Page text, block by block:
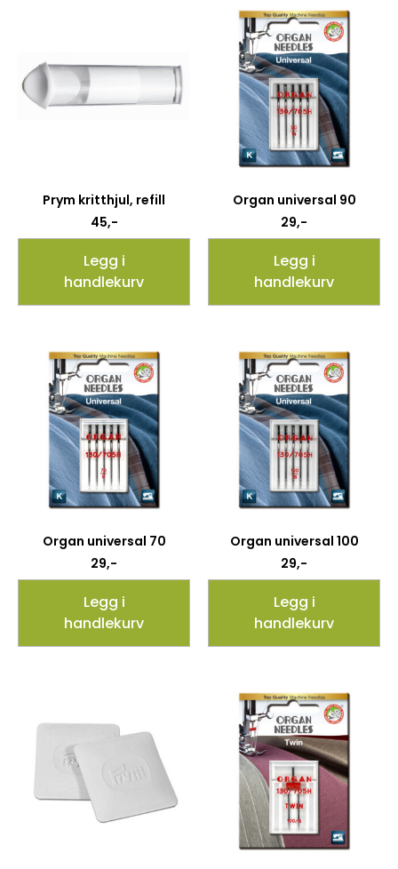
Prym kritthjul, refill
45,-
Legg i
handlekurv
Organ universal 90
29,-
Legg i
handlekurv
Organ universal 70
29,-
Legg i
handlekurv
Organ universal 100
29,-
Legg i
handlekurv